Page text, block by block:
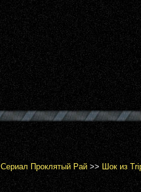
Сериал Проклятый Рай >> Шок из